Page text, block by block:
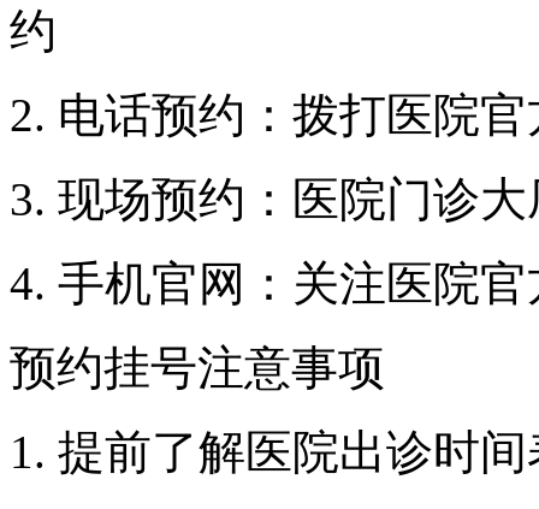
约
2. 电话预约：拨打医院
3. 现场预约：医院门诊
4. 手机官网：关注医院
预约挂号注意事项
1. 提前了解医院出诊时